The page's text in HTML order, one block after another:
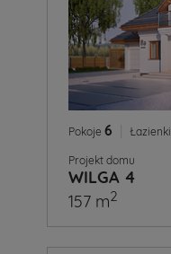
Pokoje 6 Łazienki
Projekt domu
WILGA 4
157 m2